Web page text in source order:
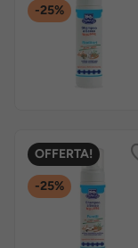
-25%
OFFERTA!
-25%